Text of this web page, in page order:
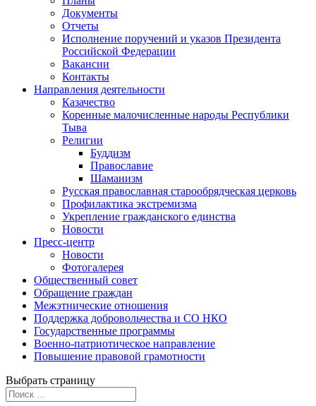
Документы
Отчеты
Исполнение поручений и указов Президента
Российской Федерации
Вакансии
Контакты
Направления деятельности
Казачество
Коренные малочисленные народы Республики
Тыва
Религии
Буддизм
Православие
Шаманизм
Русская православная старообрядческая церковь
Профилактика экстремизма
Укрепление гражданского единства
Новости
Пресс-центр
Новости
Фотогалерея
Общественный совет
Обращение граждан
Межэтнические отношения
Поддержка добровольчества и СО НКО
Государственные программы
Военно-патриотическое направление
Повышение правовой грамотности
Выбрать страницу